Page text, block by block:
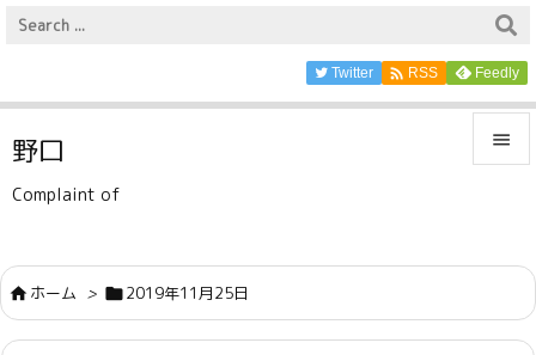

サイド

前へ
Twitter  RSS Feedly
野口
Complaint of
ホーム > 2019年11月25日